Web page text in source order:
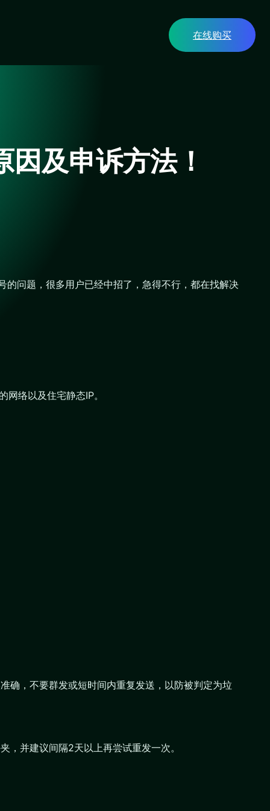
在线购买
及申诉方法！
问题，很多用户已经中招了，急得不行，都在找解决
络以及住宅静态IP。
确，不要群发或短时间内重复发送，以防被判定为垃
，并建议间隔2天以上再尝试重发一次。